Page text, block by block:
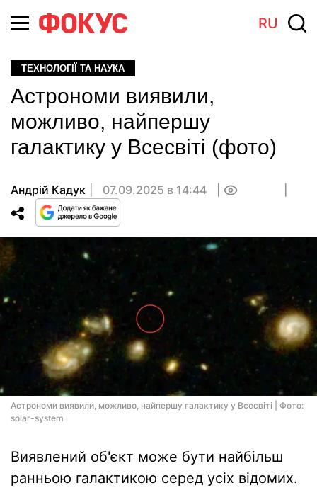
RU
ТЕХНОЛОГІЇ ТА НАУКА
Астрономи виявили,
можливо, найпершу
галактику у Всесвіті (фото)
Андрій Кадук 07.09.2025 в 14:44
Астрономи виявили, можливо, найпершу галактику у Всесвіті | Фото:
solar-system
Виявлений об'єкт може бути найбільш
ранньою галактикою серед усіх відомих.